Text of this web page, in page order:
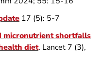
17 (5): 5-7
micronutrient shortfalls
diet. Lancet 7 (3),